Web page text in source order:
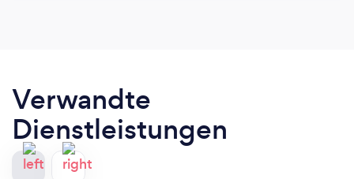
Verwandte
Dienstleistungen